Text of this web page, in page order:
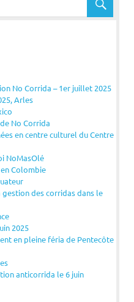
No Corrida – 1er juillet 2025
Arles
No Corrida
en centre culturel du Centre
NoMasOlé
Colombie
des corridas dans le
2025
en pleine féria de Pentecôte
anticorrida le 6 juin